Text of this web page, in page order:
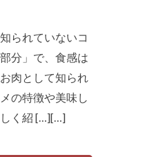
られていないコ
分」で、食感は
肉として知られ
の特徴や美味し
しく紹 […][…]